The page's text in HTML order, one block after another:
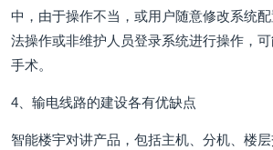
中，由于操作不当，或用户随意修改系统
法操作或非维护人员登录系统进行操作，可
手术。
4、输电线路的建设各有优缺点
智能楼宇对讲产品，包括主机、分机、楼